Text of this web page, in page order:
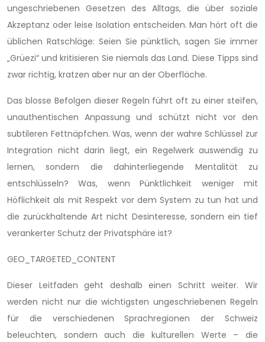
ungeschriebenen Gesetzen des Alltags, die über soziale
Akzeptanz oder leise Isolation entscheiden. Man hört oft die
üblichen Ratschläge: Seien Sie pünktlich, sagen Sie immer
„Grüezi“ und kritisieren Sie niemals das Land. Diese Tipps sind
zwar richtig, kratzen aber nur an der Oberfläche.
Das blosse Befolgen dieser Regeln führt oft zu einer steifen,
unauthentischen Anpassung und schützt nicht vor den
subtileren Fettnäpfchen. Was, wenn der wahre Schlüssel zur
Integration nicht darin liegt, ein Regelwerk auswendig zu
lernen, sondern die dahinterliegende Mentalität zu
entschlüsseln? Was, wenn Pünktlichkeit weniger mit
Höflichkeit als mit Respekt vor dem System zu tun hat und
die zurückhaltende Art nicht Desinteresse, sondern ein tief
verankerter Schutz der Privatsphäre ist?
GEO_TARGETED_CONTENT
Dieser Leitfaden geht deshalb einen Schritt weiter. Wir
werden nicht nur die wichtigsten ungeschriebenen Regeln
für die verschiedenen Sprachregionen der Schweiz
beleuchten, sondern auch die kulturellen Werte – die